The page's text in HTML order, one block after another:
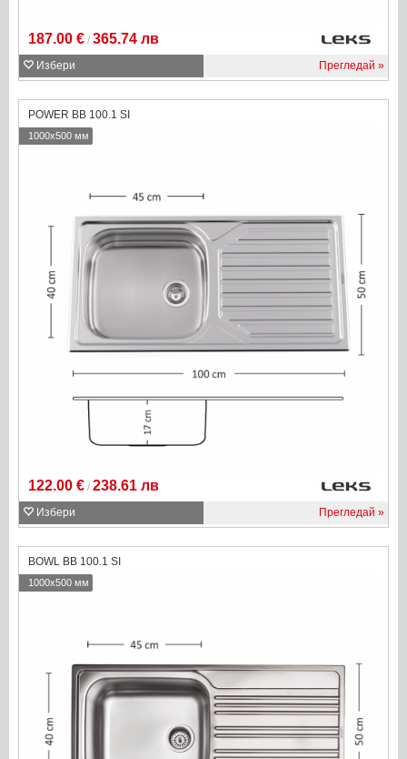
187.00 € / 365.74 лв
Избери Прегледай
POWER BB 100.1 SI
122.00 € / 238.61 лв
Избери Прегледай
1000x500 мм
BOWL BB 100.1 SI
1000x500 мм